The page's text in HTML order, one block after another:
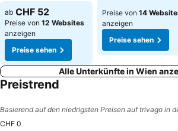
ab CHF 52
Preise von 12 Websites
anzeigen
Preise sehen
Preise von 14
anzeigen
Preise sehen
Alle Unterkünfte in Wien
Preistrend
Basierend auf den niedrigsten Preisen auf trivago in
CHF 0